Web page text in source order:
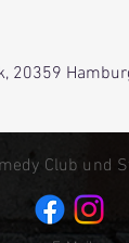
20359
Club und